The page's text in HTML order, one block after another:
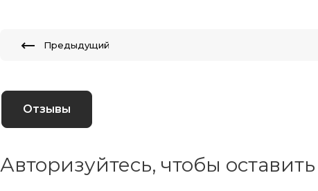
Предыдущий
Отзывы
Авторизуйтесь, чтобы